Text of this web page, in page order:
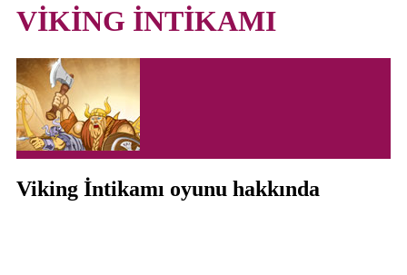
VİKİNG İNTİKAMI
Viking İntikamı oyunu hakkında